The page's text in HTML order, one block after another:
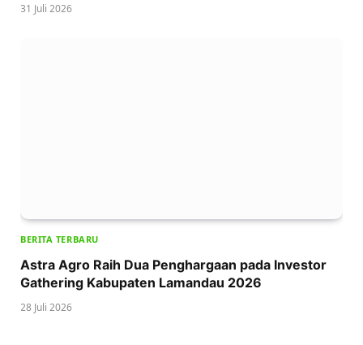
31 Juli 2026
BERITA TERBARU
Astra Agro Raih Dua Penghargaan pada Investor
Gathering Kabupaten Lamandau 2026
28 Juli 2026